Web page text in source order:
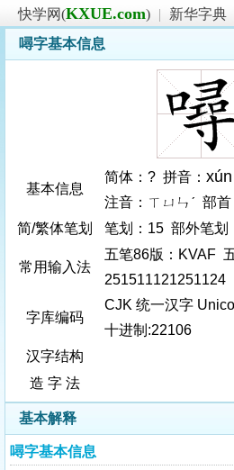
快学网(KXUE.com) |
新华字典
噚字基本信息
基本信息
简体：? 拼音： xún
注音：ㄒㄩㄣˊ 部首
简/繁体笔划
笔划：15 部外笔划
常用输入法
五笔86版：KVAF
251511121251124
字库编码
CJK 统一汉字
十进制:22106
汉字结构
造 字 法
基本解释
噚字基本信息